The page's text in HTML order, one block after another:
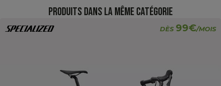
PRODUITS DANS LA MÊME CATÉGORIE
DÈS 99€/MOIS